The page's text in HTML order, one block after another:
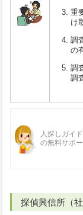
重
け
調
の
調
調
人探しガイド
の無料サポー
探偵興信所（